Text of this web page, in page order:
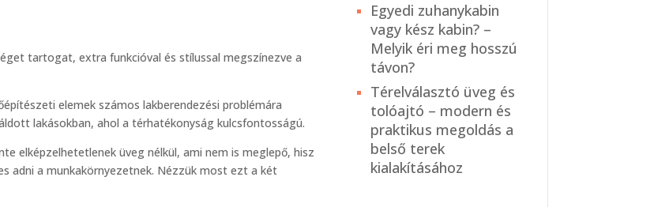
tartogat, extra funkcióval és stílussal megszínezve a
elemek számos lakberendezési problémára
lakásokban, ahol a térhatékonyság kulcsfontosságú.
elképzelhetetlenek üveg nélkül, ami nem is meglepő, hisz
adni a munkakörnyezetnek. Nézzük most ezt a két
Egyedi zuhanykabin
vagy kész kabin? –
Melyik éri meg hosszú
távon?
Térelválasztó üveg és
tolóajtó – modern és
praktikus megoldás a
belső terek
kialakításához